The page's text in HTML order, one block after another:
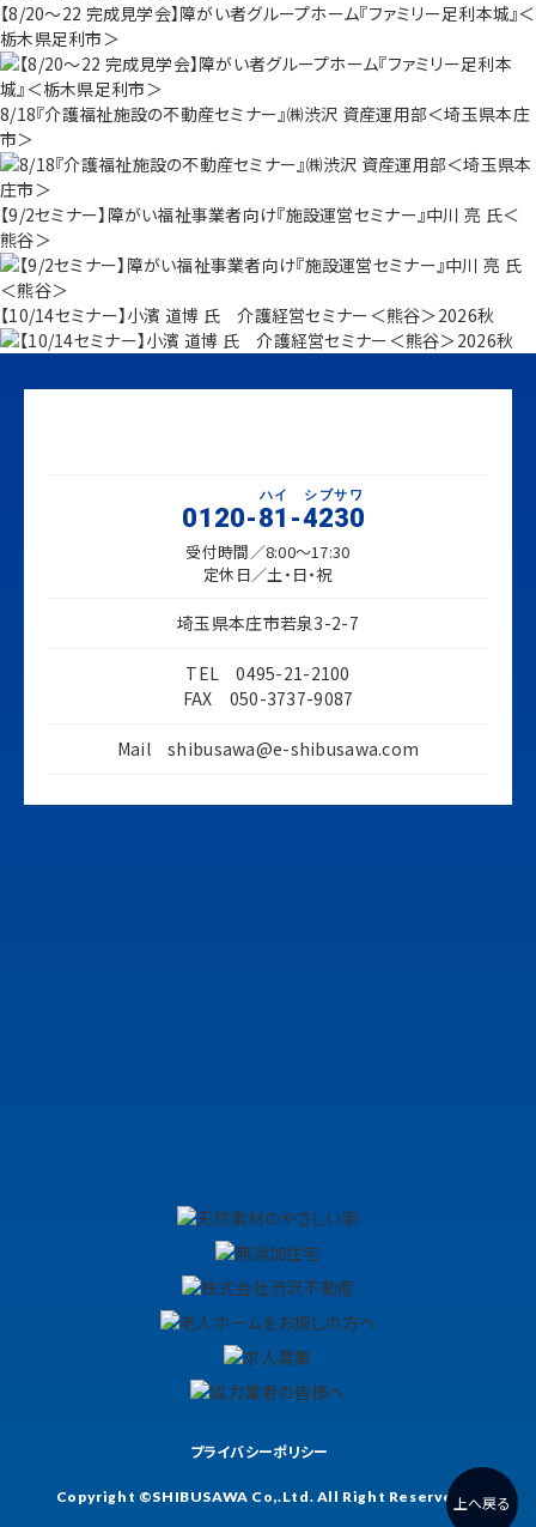
【8/20～22 完成見学会】障がい者グループホーム『ファミリー足利本城』＜
栃木県足利市＞
8/18『介護福祉施設の不動産セミナー』㈱渋沢 資産運用部＜埼玉県本庄
市＞
【9/2セミナー】障がい福祉事業者向け『施設運営セミナー』中川 亮 氏＜
熊谷＞
【10/14セミナー】小濱 道博 氏 介護経営セミナー＜熊谷＞2026秋
0120-81
ハイ
-4230
シブサワ
受付時間／8:00～17:30
定休日／土・日・祝
埼玉県本庄市若泉3-2-7
TEL 0495-21-2100
FAX 050-3737-9087
Mailshibusawa@e-shibusawa.com
プライバシーポリシー
Copyright ©SHIBUSAWA Co,.Ltd. All Right Reserved.上へ戻る